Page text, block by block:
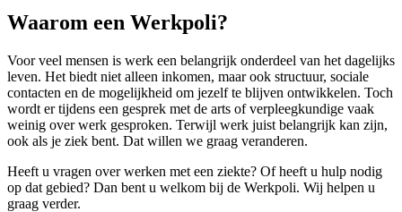
Waarom een Werkpoli?
Voor veel mensen is werk een belangrijk onderdeel van het dagelijks
leven. Het biedt niet alleen inkomen, maar ook structuur, sociale
contacten en de mogelijkheid om jezelf te blijven ontwikkelen. Toch
wordt er tijdens een gesprek met de arts of verpleegkundige vaak
weinig over werk gesproken. Terwijl werk juist belangrijk kan zijn,
ook als je ziek bent. Dat willen we graag veranderen.
Heeft u vragen over werken met een ziekte? Of heeft u hulp nodig
op dat gebied? Dan bent u welkom bij de Werkpoli. Wij helpen u
graag verder.